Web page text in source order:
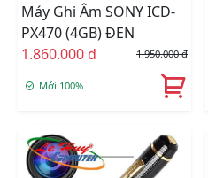
Máy Ghi Âm SONY ICD-
PX470 (4GB) ĐEN
1.860.000 đ
1.950.000 đ
Mới 100%